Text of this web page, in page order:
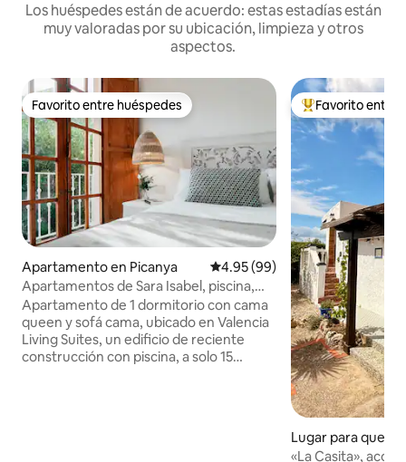
Los huéspedes están de acuerdo: estas estadías están
muy valoradas por su ubicación, limpieza y otros
aspectos.
Favorito entre huéspedes
Favorito entre huéspedes
Apartamento en Picanya Calificación promedio: 4.95 de
4.95 (99)
Apartamentos de Sara Isabel, piscina,
estacionamiento, me...
Apartamento de 1 dormitorio con cama
queen y sofá cama, ubicado en Valencia
Living Suites, un edificio de reciente
construcción con piscina, a solo 15
Favorito entre
Favorito entre
Lugar para
leta
«La Casita»,